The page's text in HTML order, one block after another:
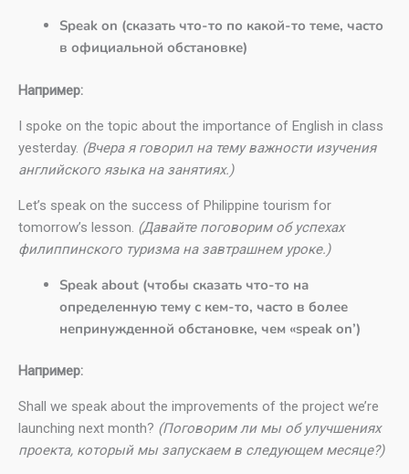
Speak on (сказать что-то по какой-то теме, часто
в официальной обстановке)
Например:
I spoke on the topic about the importance of English in class
yesterday. (Вчера я говорил на тему важности изучения
английского языка на занятиях.)
Let’s speak on the success of Philippine tourism for
tomorrow’s lesson. (Давайте поговорим об успехах
филиппинского туризма на завтрашнем уроке.)
Speak about (чтобы сказать что-то на
определенную тему с кем-то, часто в более
непринужденной обстановке, чем «speak on’)
Например:
Shall we speak about the improvements of the project we’re
launching next month? (Поговорим ли мы об улучшениях
проекта, который мы запускаем в следующем месяце?)